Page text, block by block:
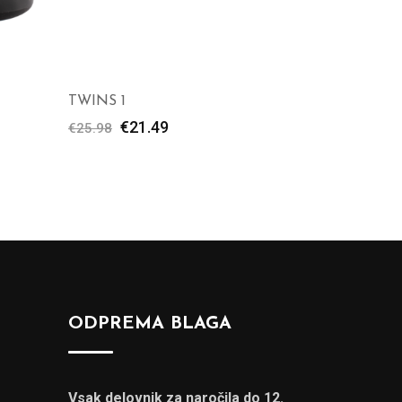
TWINS 1
€25.98 €21.49
ODPREMA BLAGA
Vsak delovnik za naročila do 12.